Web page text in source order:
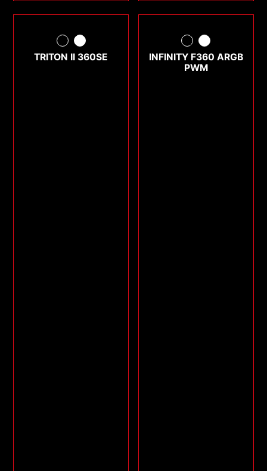
TRITON II 360SE
INFINITY F360 ARGB
PWM